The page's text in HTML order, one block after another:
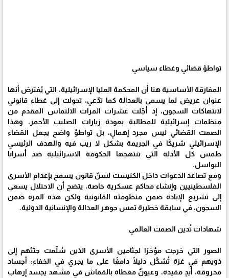
تواطؤ قضائي وغطاء سياسي
المفارقة الأساسية هنا أن المحكمة العليا الإسرائيلية، التي يُفترض أنها
عنوان عريض لما يسمى بالعدالة كما تدّعي، تحولت إلى غطاء قانوني
لانتهاكات السجون، إذ أجّلت عشرات المرات الالتماس المقدم من
منظمات إسرائيلية للمطالبة بعودة زيارات الصليب الأحمر، وهذا
الصمت القضائي ليس مجرد إهمالٍ، بل تواطؤ واضح يجعل القضاء
الإسرائيلي شريكًا في الجريمة بشكل لا ريب فيه والهدف الرئيسي
طمس كل الأدلة التي تنتهجها الحكومة الاسرائيلية ضد أسرانا
البواسل.
ومع تصاعد الدعوات داخل الكنيست لسنّ قانون يسمح بإعدام الأسرى
الفلسطينيين وإنشاء محاكم عسكرية خاصة، يتضح أن الاحتلال يسعى
إلى تشريع الإبادة ضمن منظومته القانونية ولكن هذه المره ضمن
السجون، في سابقة خطيرة تمس جوهر العدالة والإنسانية الدولية.
شهادات تُدين الصمت العالمي
الصور التي خرجت مؤخرًا لجثامين الأسرى الذين سُلّمت جثثهم إلى
ذويهم في غزة تُشكّل دليلًا دامغًا على ما يجري في الخفاء: أجساد
محروقة، أيدٍ مقيدة، وعيونٌ مغطاة بالقماش في مشهد يجسد إرهاب